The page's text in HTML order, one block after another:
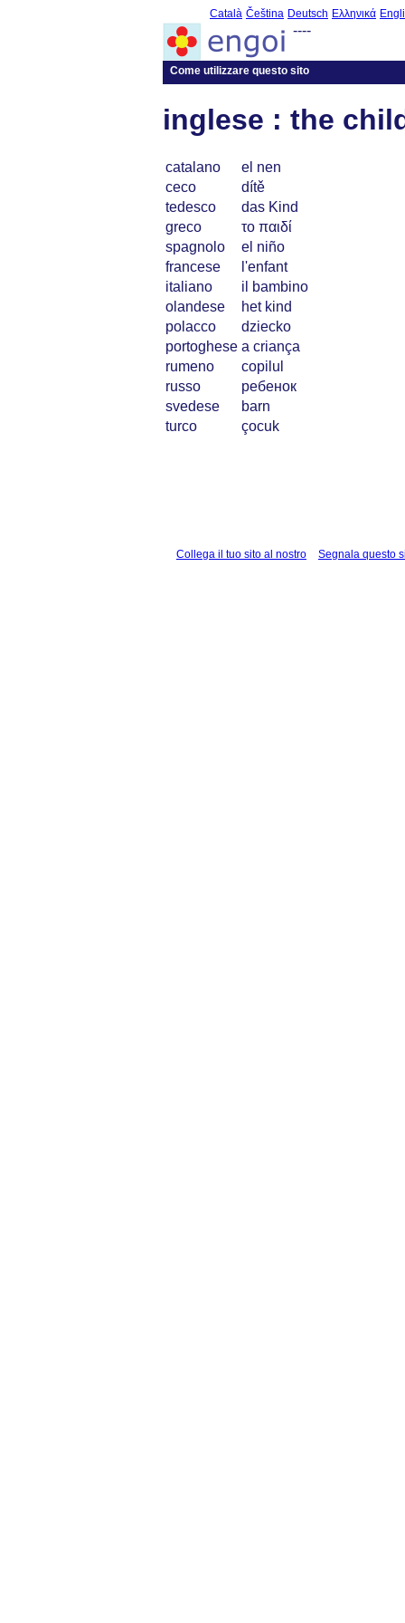
Català Čeština Deutsch Ελληνικά
----
Come utilizzare questo sito
inglese : the
catalano
el nen
ceco
dítě
tedesco
das Kind
greco
το παιδί
spagnolo
el niño
francese
l'enfant
italiano
il bambino
olandese
het kind
polacco
dziecko
portoghese a criança
rumeno
copilul
russo
ребенок
svedese
barn
turco
çocuk
Collega il tuo sito al nostro Segnala questo